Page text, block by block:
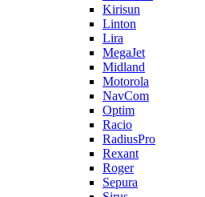
Kirisun
Linton
Lira
MegaJet
Midland
Motorola
NavCom
Optim
Racio
RadiusPro
Rexant
Roger
Sepura